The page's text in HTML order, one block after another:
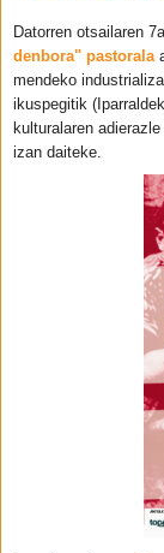
Datorren otsailaren
denbora" pastorala
mendeko
ikuspegitik
kulturalaren
izan daiteke.